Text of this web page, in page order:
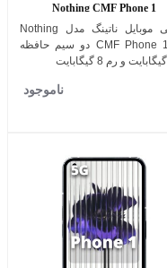
Nothing CMF Phone 1
گوشی موبایل ناتینگ مدل Nothing
CMF Phone 1 5G دو سیم حافظه
ناموجود